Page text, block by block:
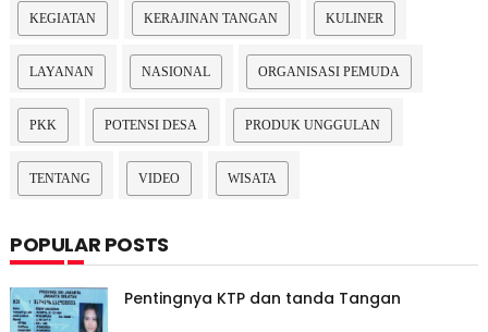
KEGIATAN KERAJINAN TANGAN KULINER
LAYANAN NASIONAL ORGANISASI PEMUDA
PKK POTENSI DESA PRODUK UNGGULAN
TENTANG VIDEO WISATA
POPULAR POSTS
Pentingnya KTP dan tanda Tangan